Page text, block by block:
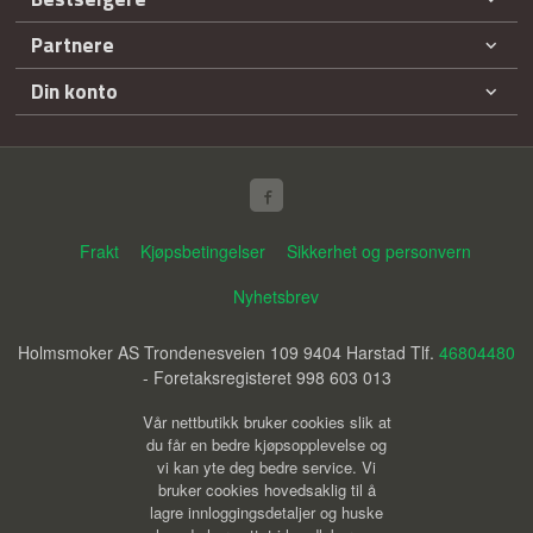
Partnere
Din konto
Frakt Kjøpsbetingelser
Sikkerhet og personvern
Nyhetsbrev
Holmsmoker AS Trondenesveien 109 9404 Harstad Tlf. 46804480
- Foretaksregisteret 998 603 013
Vår nettbutikk bruker cookies slik at
du får en bedre kjøpsopplevelse og
vi kan yte deg bedre service. Vi
bruker cookies hovedsaklig til å
lagre innloggingsdetaljer og huske